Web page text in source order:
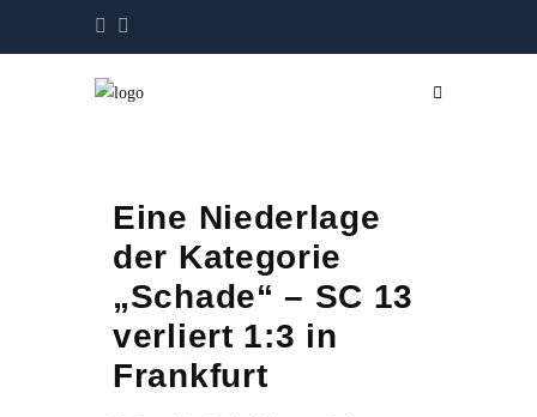
Eine Niederlage
der Kategorie
„Schade“ – SC 13
verliert 1:3 in
Frankfurt